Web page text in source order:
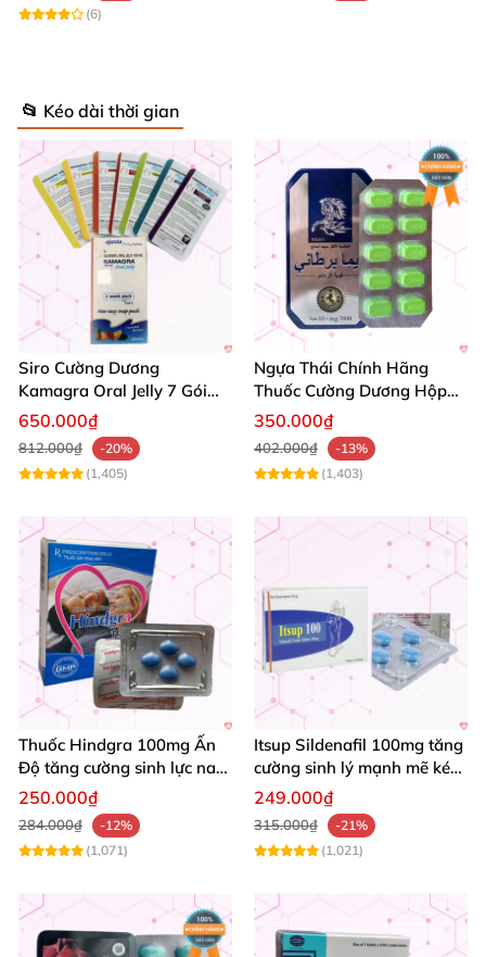
(6)
📂 Kéo dài thời gian
Siro Cường Dương
Kamagra Oral Jelly 7 Gói
Hương Trái Cây Tăng
Cường Sinh Lực
650.000₫
812.000₫
-20%
(1,405)
Ngựa Thái Chính Hãng
Thuốc Cường Dương Hộp
10 Viên Kéo Dài Thời Gian
350.000₫
402.000₫
-13%
(1,403)
Thuốc Hindgra 100mg Ấn
Độ tăng cường sinh lực nam
chống xuất tinh sớm mua
250.000₫
284.000₫
-12%
(1,071)
Itsup Sildenafil 100mg tăng
cường sinh lý mạnh mẽ kéo
dài thời gian nam
249.000₫
315.000₫
-21%
(1,021)